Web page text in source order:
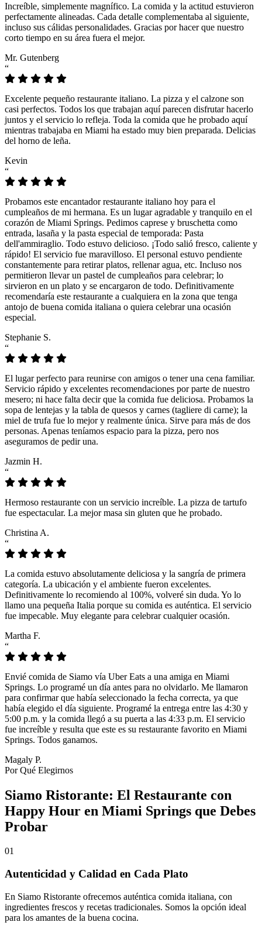
Increíble, simplemente magnífico. La comida y la actitud estuvieron
perfectamente alineadas. Cada detalle complementaba al siguiente,
incluso sus cálidas personalidades. Gracias por hacer que nuestro
corto tiempo en su área fuera el mejor.
Mr. Gutenberg
“
Excelente pequeño restaurante italiano. La pizza y el calzone son
casi perfectos. Todos los que trabajan aquí parecen disfrutar hacerlo
juntos y el servicio lo refleja. Toda la comida que he probado aquí
mientras trabajaba en Miami ha estado muy bien preparada. Delicias
del horno de leña.
Kevin
“
Probamos este encantador restaurante italiano hoy para el
cumpleaños de mi hermana. Es un lugar agradable y tranquilo en el
corazón de Miami Springs. Pedimos caprese y bruschetta como
entrada, lasaña y la pasta especial de temporada: Pasta
dell'ammiraglio. Todo estuvo delicioso. ¡Todo salió fresco, caliente y
rápido! El servicio fue maravilloso. El personal estuvo pendiente
constantemente para retirar platos, rellenar agua, etc. Incluso nos
permitieron llevar un pastel de cumpleaños para celebrar; lo
sirvieron en un plato y se encargaron de todo. Definitivamente
recomendaría este restaurante a cualquiera en la zona que tenga
antojo de buena comida italiana o quiera celebrar una ocasión
especial.
Stephanie S.
“
El lugar perfecto para reunirse con amigos o tener una cena familiar.
Servicio rápido y excelentes recomendaciones por parte de nuestro
mesero; ni hace falta decir que la comida fue deliciosa. Probamos la
sopa de lentejas y la tabla de quesos y carnes (tagliere di carne); la
miel de trufa fue lo mejor y realmente única. Sirve para más de dos
personas. Apenas teníamos espacio para la pizza, pero nos
aseguramos de pedir una.
Jazmin H.
“
Hermoso restaurante con un servicio increíble. La pizza de tartufo
fue espectacular. La mejor masa sin gluten que he probado.
Christina A.
“
La comida estuvo absolutamente deliciosa y la sangría de primera
categoría. La ubicación y el ambiente fueron excelentes.
Definitivamente lo recomiendo al 100%, volveré sin duda. Yo lo
llamo una pequeña Italia porque su comida es auténtica. El servicio
fue impecable. Muy elegante para celebrar cualquier ocasión.
Martha F.
“
Envié comida de Siamo vía Uber Eats a una amiga en Miami
Springs. Lo programé un día antes para no olvidarlo. Me llamaron
para confirmar que había seleccionado la fecha correcta, ya que
había elegido el día siguiente. Programé la entrega entre las 4:30 y
5:00 p.m. y la comida llegó a su puerta a las 4:33 p.m. El servicio
fue increíble y resulta que este es su restaurante favorito en Miami
Springs. Todos ganamos.
Magaly P.
Por Qué Elegirnos
Siamo Ristorante: El Restaurante con
Happy Hour en Miami Springs que Debes
Probar
01
Autenticidad y Calidad en Cada Plato
En Siamo Ristorante ofrecemos auténtica comida italiana, con
ingredientes frescos y recetas tradicionales. Somos la opción ideal
para los amantes de la buena cocina.